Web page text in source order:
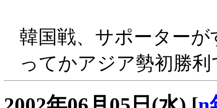
韓国戦、サポーターが
ってかアジア勢初勝